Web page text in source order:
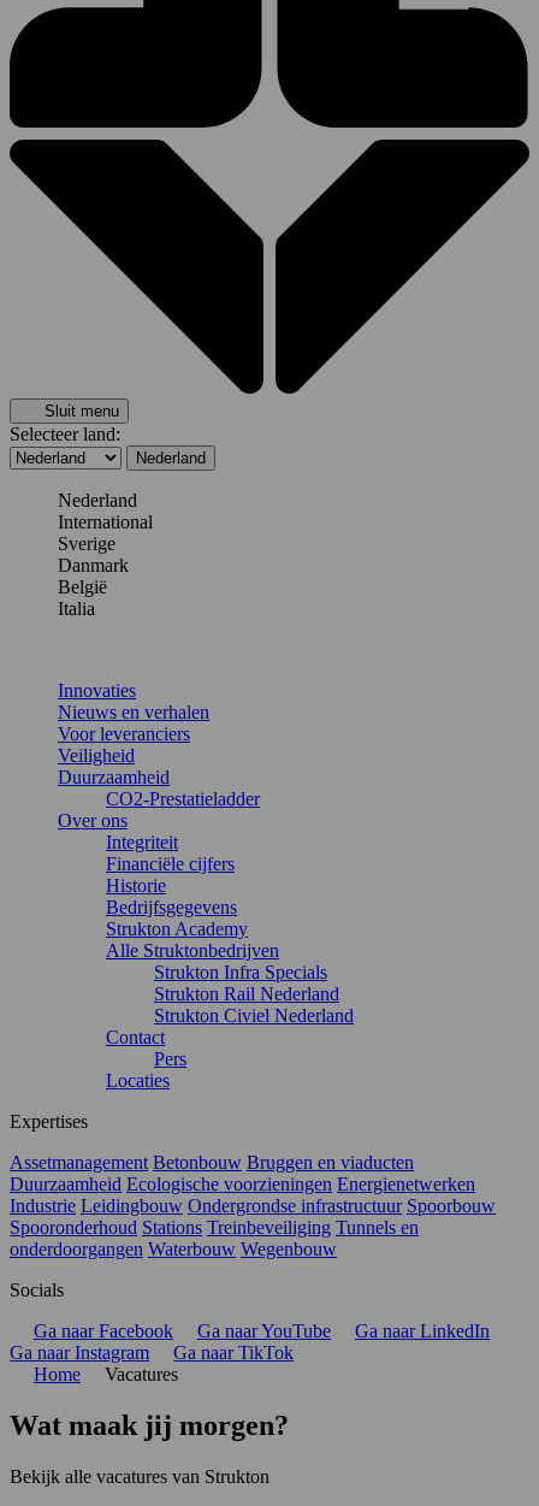
Sluit menu
Selecteer land:
Nederland
Nederland
International
Sverige
Danmark
België
Italia
Innovaties
Nieuws en verhalen
Voor leveranciers
Veiligheid
Duurzaamheid
CO2-Prestatieladder
Over ons
Integriteit
Financiële cijfers
Historie
Bedrijfsgegevens
Strukton Academy
Alle Struktonbedrijven
Strukton Infra Specials
Strukton Rail Nederland
Strukton Civiel Nederland
Contact
Pers
Locaties
Expertises
Assetmanagement Betonbouw Bruggen en viaducten
Duurzaamheid Ecologische voorzieningen Energienetwerken
Industrie Leidingbouw Ondergrondse infrastructuur Spoorbouw
Spooronderhoud Stations Treinbeveiliging Tunnels en
onderdoorgangen Waterbouw Wegenbouw
Socials
Ga naar Facebook
Ga naar YouTube
Ga naar LinkedIn
Ga naar Instagram
Ga naar TikTok
Home
Vacatures
Wat maak jij morgen?
Bekijk alle vacatures van Strukton